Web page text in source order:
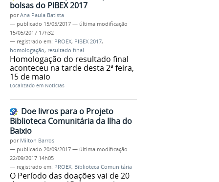
bolsas do PIBEX 2017
porAna Paula Batista
— publicado 15/05/2017 — última modificação
15/05/2017 17h32
— registrado em: PROEX, PIBEX 2017,
homologação, resultado final
Homologação do resultado final
aconteceu na tarde desta 2ª feira,
15 de maio
Localizado em Notícias
Doe livros para o Projeto
Biblioteca Comunitária da Ilha do
Baixio
por Milton Barros
— publicado 20/09/2017 — última modificação
22/09/2017 14h05
— registrado em: PROEX, Biblioteca Comunitária
O Período das doações vai de 20